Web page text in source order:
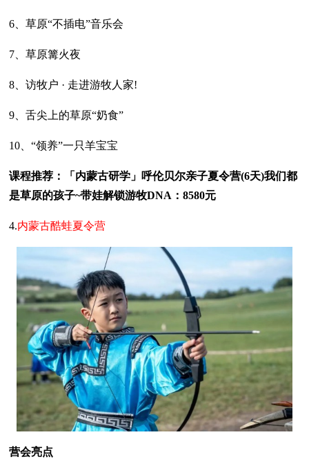
6、草原“不插电”音乐会
7、草原篝火夜
8、访牧户 · 走进游牧人家!
9、舌尖上的草原“奶食”
10、“领养”一只羊宝宝
课程推荐：「内蒙古研学」呼伦贝尔亲子夏令营(6天)我们都
是草原的孩子~带娃解锁游牧DNA：8580元
4.内蒙古酷蛙夏令营
营会亮点